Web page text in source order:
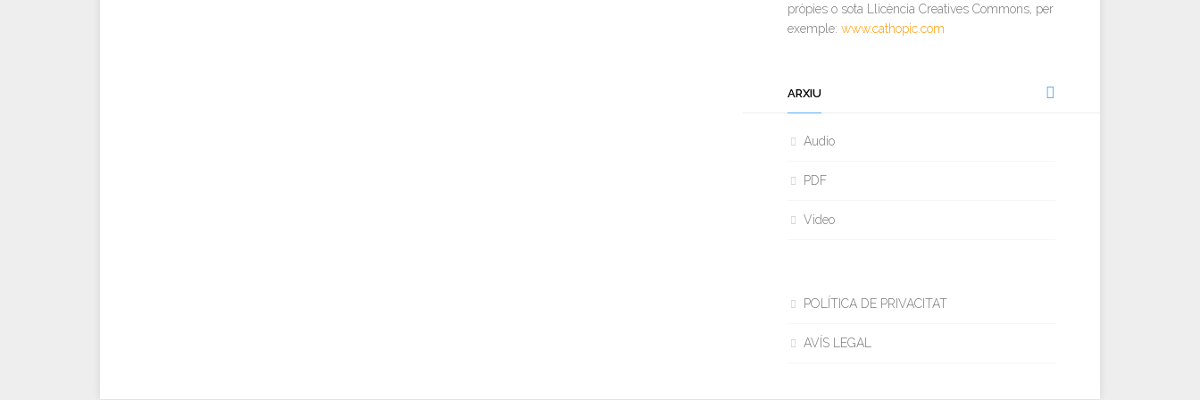
pròpies o sota Llicència Creatives Commons, per
exemple: www.cathopic.com
ARXIU
Audio
PDF
Video
POLÍTICA DE PRIVACITAT
AVÍS LEGAL